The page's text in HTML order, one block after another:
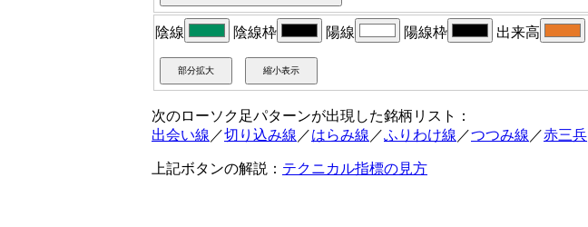
陰線 陰線枠 陽線 陽線枠 出来高
次のローソク足パターンが出現した銘柄リスト：
出会い線 ／切り込み線 ／はらみ線 ／ふりわけ線 ／つつみ線 ／赤三兵
上記ボタンの解説： テクニカル指標の見方